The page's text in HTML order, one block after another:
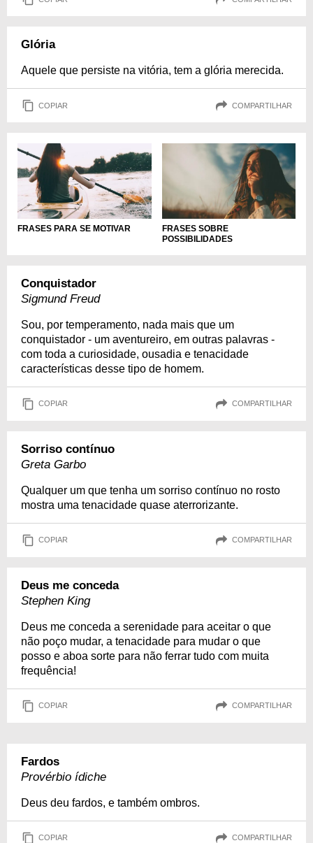
Glória
Aquele que persiste na vitória, tem a glória merecida.
COPIAR COMPARTILHAR
FRASES PARA SE MOTIVAR
FRASES SOBRE
POSSIBILIDADES
Conquistador
Sigmund Freud
Sou, por temperamento, nada mais que um
conquistador - um aventureiro, em outras palavras -
com toda a curiosidade, ousadia e tenacidade
características desse tipo de homem.
COPIAR COMPARTILHAR
Sorriso contínuo
Greta Garbo
Qualquer um que tenha um sorriso contínuo no rosto
mostra uma tenacidade quase aterrorizante.
COPIAR COMPARTILHAR
Deus me conceda
Stephen King
Deus me conceda a serenidade para aceitar o que
não poço mudar, a tenacidade para mudar o que
posso e aboa sorte para não ferrar tudo com muita
frequência!
COPIAR COMPARTILHAR
Fardos
Provérbio ídiche
Deus deu fardos, e também ombros.
COPIAR COMPARTILHAR